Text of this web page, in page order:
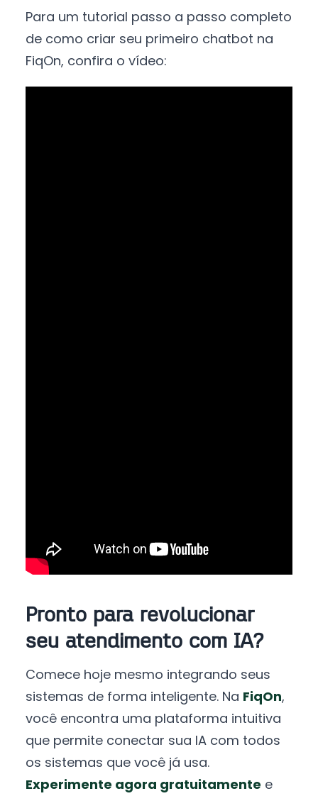
Para um tutorial passo a passo completo
de como criar seu primeiro chatbot na
FiqOn, confira o vídeo:
Pronto para revolucionar
seu atendimento com IA?
Comece hoje mesmo integrando seus
sistemas de forma inteligente. Na FiqOn,
você encontra uma plataforma intuitiva
que permite conectar sua IA com todos
os sistemas que você já usa.
Experimente agora gratuitamente e